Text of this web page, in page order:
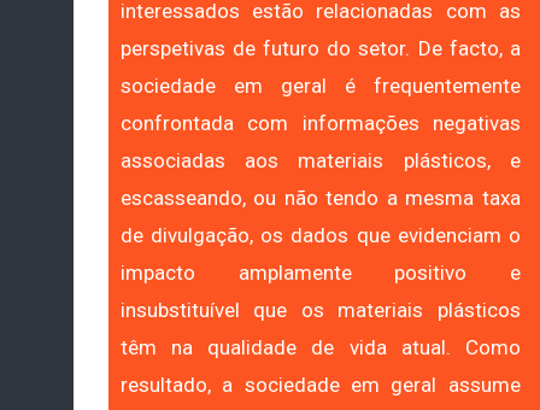
interessados estão relacionadas com as
perspetivas de futuro do setor. De facto, a
sociedade em geral é frequentemente
confrontada com informações negativas
associadas aos materiais plásticos, e
escasseando, ou não tendo a mesma taxa
de divulgação, os dados que evidenciam o
impacto amplamente positivo e
insubstituível que os materiais plásticos
têm na qualidade de vida atual. Como
resultado, a sociedade em geral assume